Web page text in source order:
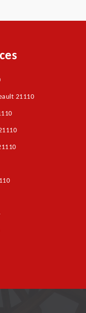
21110